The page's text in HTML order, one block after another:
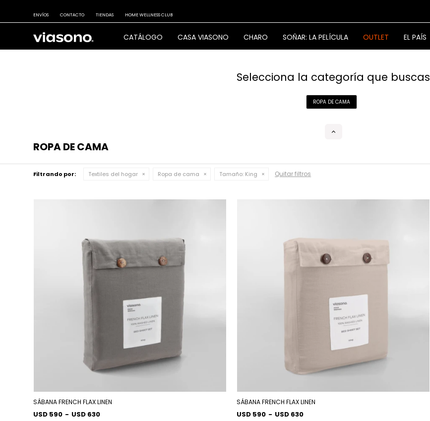
CATÁLOGO CASA VIASONO CHARO SOÑAR: LA PELÍCULA OUTLET EL PAÍS
ENVÍOS CONTACTO TIENDAS HOME WELLNESS CLUB
Selecciona la categoría que buscas
ROPA DE CAMA
ROPA DE CAMA
Filtrando por: Textiles del hogar Ropa de cama Tamaño: King Quitar filtros
SÁBANA FRENCH FLAX LINEN
USD 590 - USD 630
SÁBANA FRENCH FLAX LINEN
USD 590 - USD 630